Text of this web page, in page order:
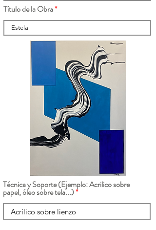
Título de la Obra
Técnica y Soporte (Ejemplo: Acrilico sobre
papel, óleo sobre tela...)